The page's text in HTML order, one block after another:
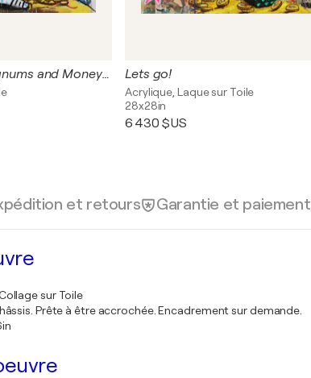
Scrooge McDuck Magnums and Money Bags Lets go!
Acrylique, Laque sur Toile
28x28in
6 430 $US
et retours Garantie et paiement
sur Toile
Prête à être accrochée. Encadrement sur demande.